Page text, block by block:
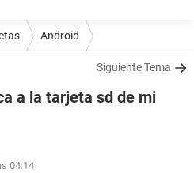
Android
Siguiente Tema
a la tarjeta sd de mi
04:14